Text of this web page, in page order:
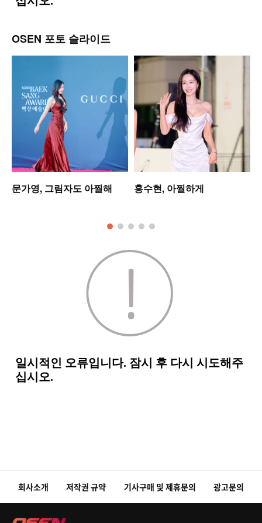
OSEN 포토 슬라이드
문가영, 그림자도 아찔해 홍수현, 아찔하게
회사소개 저작권 규약 기사구매 및 제휴문의 광고문의